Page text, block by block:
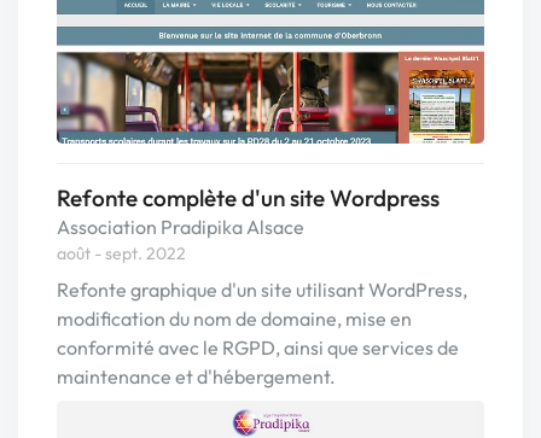
Refonte complète d'un site Wordpress
Association Pradipika Alsace
août - sept. 2022
Refonte graphique d'un site utilisant WordPress,
modification du nom de domaine, mise en
conformité avec le RGPD, ainsi que services de
maintenance et d'hébergement.